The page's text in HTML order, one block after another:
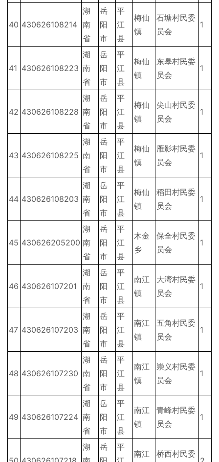
40 430626108214
湖
南
省
岳
阳
市
平
江
县
梅仙
镇
石塘村民委
员会
1
41 430626108223
湖
南
省
岳
阳
市
平
江
县
梅仙
镇
东皋村民委
员会
1
42 430626108228
湖
南
省
岳
阳
市
平
江
县
梅仙
镇
尖山村民委
员会
1
43 430626108225
湖
南
省
岳
阳
市
平
江
县
梅仙
镇
雁影村民委
员会
1
44 430626108203
湖
南
省
岳
阳
市
平
江
县
梅仙
镇
稻田村民委
员会
1
45 430626205200
湖
南
省
岳
阳
市
平
江
县
木金
乡
保全村民委
员会
1
46 430626107201
湖
南
省
岳
阳
市
平
江
县
南江
镇
大湾村民委
员会
1
47 430626107203
湖
南
省
岳
阳
市
平
江
县
南江
镇
五角村民委
员会
1
48 430626107230
湖
南
省
岳
阳
市
平
江
县
南江
镇
崇义村民委
员会
1
49 430626107224
湖
南
省
岳
阳
市
平
江
县
南江
镇
青峰村民委
员会
1
湖
岳
平
南江
桥西村民委